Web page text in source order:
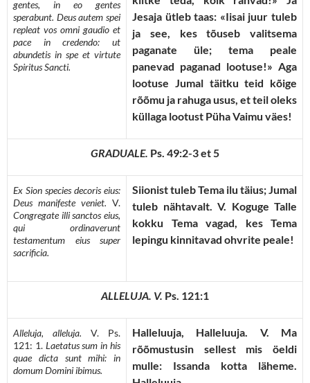
gentes, in eo gentes
sperabunt. Deus autem spei
repleat vos omni gaudio et
pace in credendo: ut
abundetis in spe et virtute
Spiritus Sancti.
Jesaja ütleb taas: «Iisai juur tuleb
ja see, kes tõuseb valitsema
paganate üle; tema peale
panevad paganad lootuse!» Aga
lootuse Jumal täitku teid kõige
rõõmu ja rahuga usus, et teil oleks
küllaga lootust Püha Vaimu väes!
GRADUALE. Ps. 49:2-3 et 5
Ex Sion species decoris eius:
Deus manifeste veniet. V.
Congregate illi sanctos eius,
qui ordinaverunt
testamentum eius super
sacrificia.
Siionist tuleb Tema ilu täius; Jumal
tuleb nähtavalt. V. Koguge Talle
kokku Tema vagad, kes Tema
lepingu kinnitavad ohvrite peale!
ALLELUJA. V. Ps. 121:1
Alleluja, alleluja. V. Ps.
121: 1. Laetatus sum in his
quae dicta sunt mihi: in
domum Domini ibimus.
Halleluuja, Halleluuja. V. Ma
rõõmustusin sellest mis öeldi
mulle: Issanda kotta läheme.